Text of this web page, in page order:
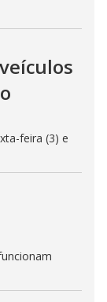
feira (3) e